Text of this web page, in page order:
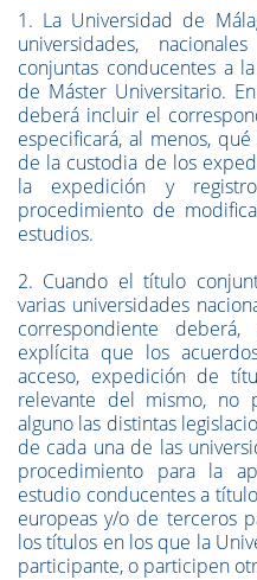
1. La Universidad de
universidades,
conjuntas conducentes a
de Máster Universitario.
deberá incluir el
especificará, al menos,
de la custodia de los
la expedición y
procedimiento de
estudios.
2. Cuando el título
varias universidades
correspondiente
explícita que los
acceso, expedición de
relevante del mismo, no
alguno las distintas
de cada una de las
procedimiento para la
estudio conducentes a
europeas y/o de terceros
los títulos en los que la
participante, o participen